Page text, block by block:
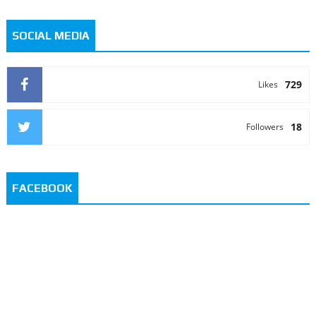
SOCIAL MEDIA
729
Likes
18
Followers
FACEBOOK